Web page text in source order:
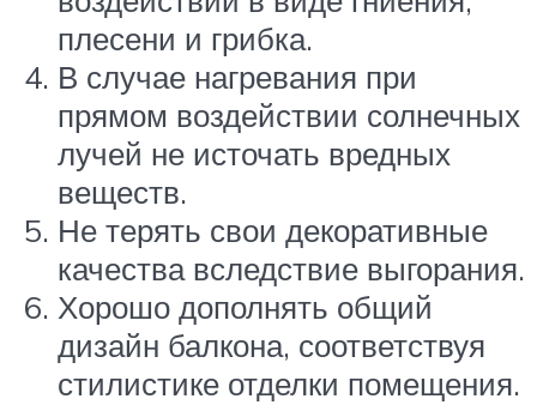
плесени и грибка.
В случае нагревания при
прямом воздействии солнечных
лучей не источать вредных
веществ.
Не терять свои декоративные
качества вследствие выгорания.
Хорошо дополнять общий
дизайн балкона, соответствуя
стилистике отделки помещения.